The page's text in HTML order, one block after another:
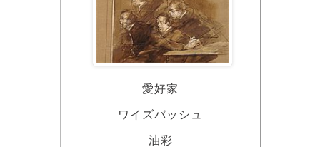
愛好家
ワイズバッシュ
油彩